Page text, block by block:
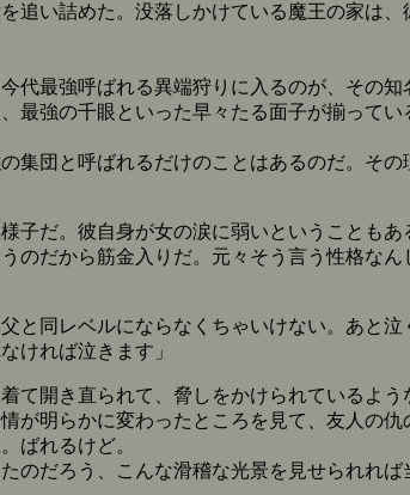
追い詰めた。没落しかけている魔王の家は
代最強呼ばれる異端狩りに入るのが、その
最強の千眼といった早々たる面子が揃って
集団と呼ばれるだけのことはあるのだ。そ
子だ。彼自身が女の涙に弱いということも
のだから筋金入りだ。元々そう言う性格なん
と同レベルにならなくちゃいけない。あと
ければ泣きます」
て開き直られて、脅しをかけられているよう
が明らかに変わったところを見て、友人の
ばれるけど。
のだろう、こんな滑稽な光景を見せられれ